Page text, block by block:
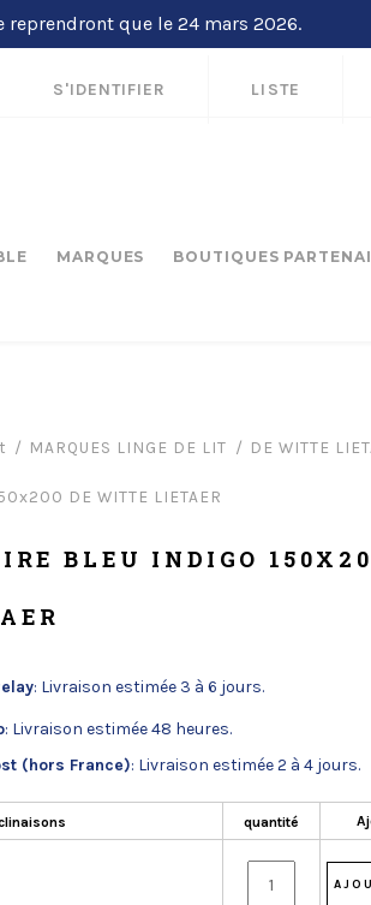
reprendront que le 24 mars 2026.
LISTE
S'IDENTIFIER
MARQUES BOUTIQUES
MARQUES LINGE DE LIT DE WITTE
DE WITTE LIETAER
BLEU INDIGO
: Livraison estimée 3 à 6 jours.
: Livraison estimée 48 heures.
(hors France): Livraison estimée 2 à 4 jours.
quantité